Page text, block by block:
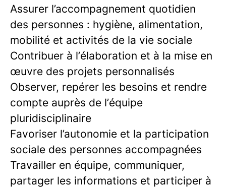
Assurer l’accompagnement quotidien
des personnes : hygiène, alimentation,
mobilité et activités de la vie sociale
Contribuer à l’élaboration et à la mise en
œuvre des projets personnalisés
Observer, repérer les besoins et rendre
compte auprès de l’équipe
pluridisciplinaire
Favoriser l’autonomie et la participation
sociale des personnes accompagnées
Travailler en équipe, communiquer,
partager les informations et participer à